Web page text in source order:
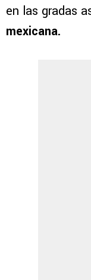
en las gradas
mexicana.